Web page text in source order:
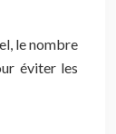
le nombre
éviter les